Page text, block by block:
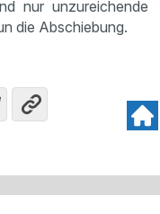
nur unzureichende
die Abschiebung.